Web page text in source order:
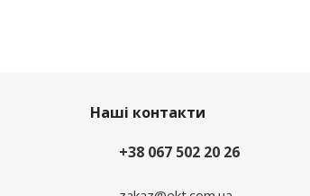
Наші контакти
+38 067 502 20 26